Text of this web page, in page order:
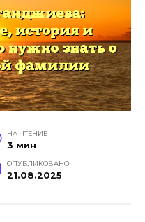
НА ЧТЕНИЕ
3 мин
ОПУБЛИКОВАНО
21.08.2025